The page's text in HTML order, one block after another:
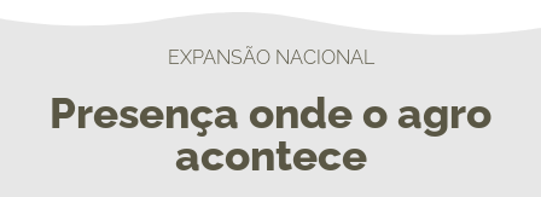
EXPANSÃO NACIONAL
Presença onde o agro
acontece